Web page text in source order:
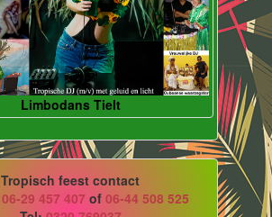
Limbodans Tielt
Tropisch feest contact
06-29 457 407 of 06-44 508 525